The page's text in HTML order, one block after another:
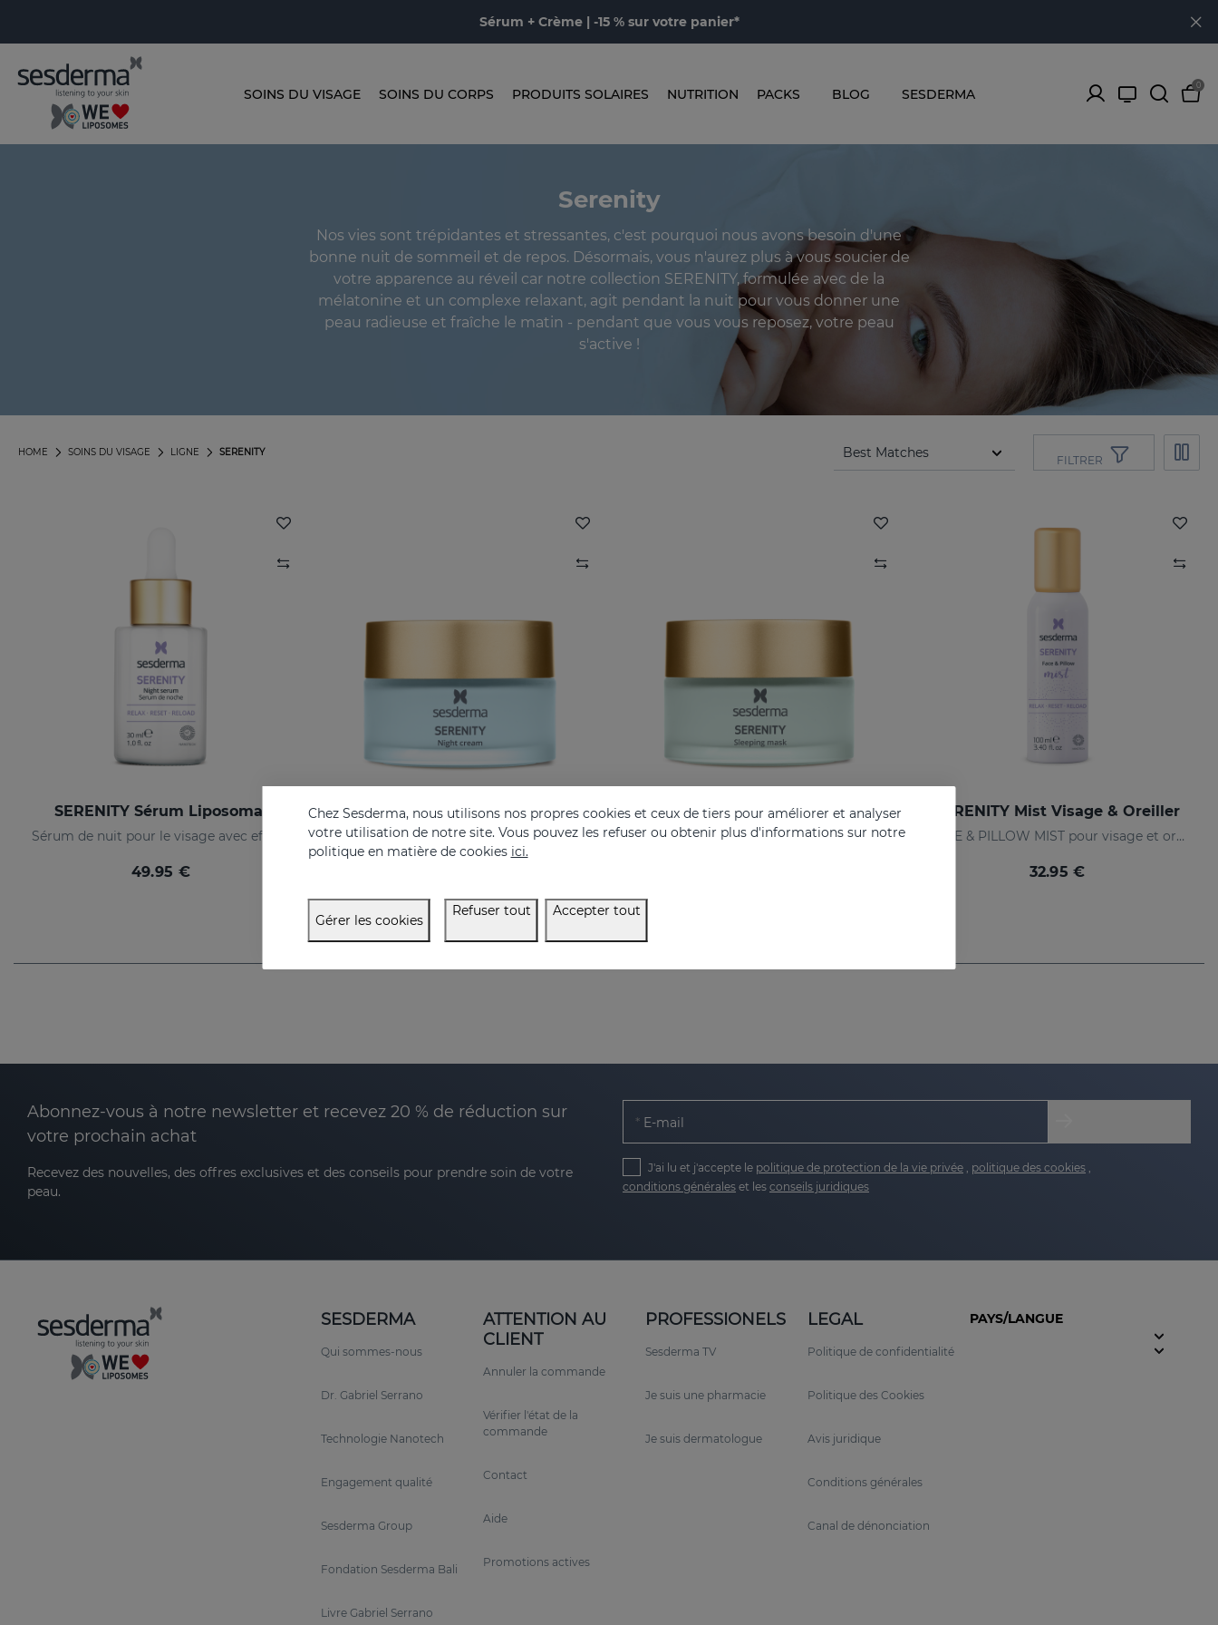
Sérum + Crème | -15 % sur votre panier*
SOINS DU VISAGE SOINS DU CORPS PRODUITS SOLAIRES NUTRITION PACKS BLOG SESDERMA
0
Serenity
Nos vies sont trépidantes et stressantes, c'est pourquoi nous avons besoin d'une
bonne nuit de sommeil et de repos. Désormais, vous n'aurez plus à vous soucier de
votre apparence au réveil car notre collection SERENITY, formulée avec de la
mélatonine et un complexe relaxant, agit pendant la nuit pour vous donner une
peau radieuse et fraîche le matin - pendant que vous vous reposez, votre peau
s'active !
SERENITY
LIGNE
SOINS DU VISAGE
HOME
FILTRER
SERENITY Sérum Liposomal
49.95 €
SERENITY Crème De Nuit
Crème de nuit pour le visage
SERENITY Masque De Nuit
Masque de nuit de texture légère
SERENITY Mist Visage & Oreiller
FACE & PILLOW MIST pour visage et oreiller
32.95 €
Abonnez-vous à notre newsletter et recevez 20 % de réduction sur
votre prochain achat
Recevez des nouvelles, des offres exclusives et des conseils pour prendre soin de votre
peau.
E-mail
J'ai lu et j'accepte le politique de protection de la vie privée politique des cookies
conditions générales et les conseils juridiques
SESDERMA
Qui sommes-nous
Dr. Gabriel Serrano
Technologie Nanotech
Engagement qualité
Sesderma Group
Fondation Sesderma Bali
Livre Gabriel Serrano
ATTENTION AU
CLIENT
Annuler la commande
Vérifier l'état de la
commande
Contact
Aide
Promotions actives
PROFESSIONELS
Sesderma TV
Je suis une pharmacie
Je suis dermatologue
LEGAL
Politique de confidentialité
Politique des Cookies
Avis juridique
Conditions générales
Canal de dénonciation
PAYS/LANGUE
Chez Sesderma, nous utilisons nos propres cookies et ceux de tiers pour améliorer et analyser
votre utilisation de notre site. Vous pouvez les refuser ou obtenir plus d'informations sur notre
politique en matière de cookies ici.
Gérer les cookies
Refuser tout Accepter tout